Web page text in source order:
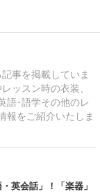
事を掲載していま
ッスン時の衣装、
語･語学その他のレ
報をご紹介いたしま
英会話」！「楽器」